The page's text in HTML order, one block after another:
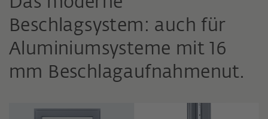
Beschlagsystem: auch für
Aluminiumsysteme mit 16
mm Beschlagaufnahmenut.